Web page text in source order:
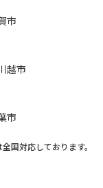
市
越市
市
国対応しております。